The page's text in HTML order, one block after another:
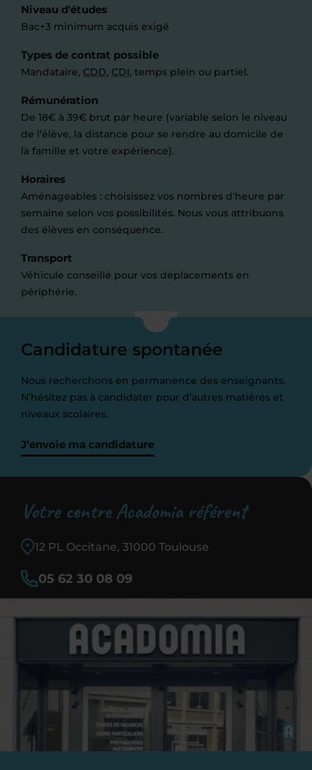
Niveau d'études
Bac+3 minimum acquis exigé
Types de contrat possible
Mandataire, CDD, CDI, temps plein ou partiel.
Rémunération
De 18€ à 39€ brut par heure (variable selon le niveau
de l’élève, la distance pour se rendre au domicile de
la famille et votre expérience).
Horaires
Aménageables : choisissez vos nombres d'heure par
semaine selon vos possibilités. Nous vous attribuons
des élèves en conséquence.
Transport
Véhicule conseillé pour vos déplacements en
périphérie.
Candidature spontanée
Nous recherchons en permanence des enseignants.
N’hésitez pas à candidater pour d’autres matières et
niveaux scolaires.
J’envoie ma candidature
Votre centre Acadomia référent
12 PL Occitane, 31000 Toulouse
05 62 30 08 09